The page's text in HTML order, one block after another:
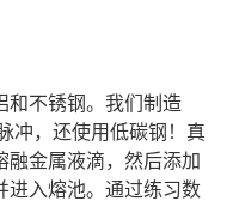
和不锈钢。我们制造
冲，还使用低碳钢！真
融金属液滴，然后添加
进入熔池。通过练习数